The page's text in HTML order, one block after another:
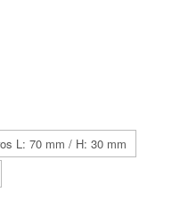
L: 70 mm / H: 30 mm